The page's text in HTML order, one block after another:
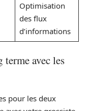
Optimisation
des flux
d’informations
avec les
pour les deux